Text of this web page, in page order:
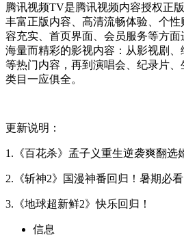
腾讯视频TV是腾讯视频内容授权正
丰富正版内容、高清流畅体验、个
容充实、首页界面、会员服务等方
海量而精彩的影视内容：从影视剧
等热门内容，再到演唱会、纪录片
类目一应俱全。
更新说明：
1. 《百花杀》孟子义重生逆袭爽翻选
2. 《斩神2》国漫神番回归！暑期必看
3. 《地球超新鲜2》快乐回归！
信息